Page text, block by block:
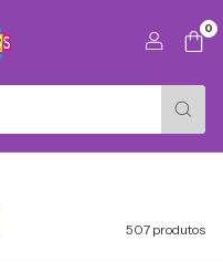
0
507 produtos